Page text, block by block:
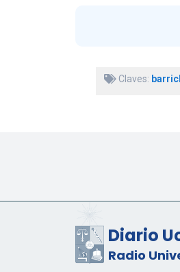
Claves:
Diario
Radio